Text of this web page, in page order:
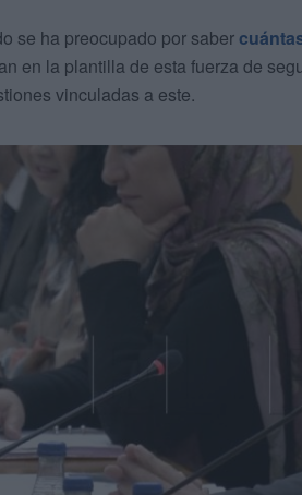
se ha preocupado por saber
en la plantilla de esta fuerza de
vinculadas a este.